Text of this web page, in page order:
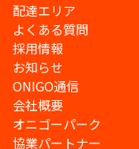
配達エリア
よくある質問
採用情報
お知らせ
ONIGO通信
会社概要
オニゴーパーク
協業パートナー